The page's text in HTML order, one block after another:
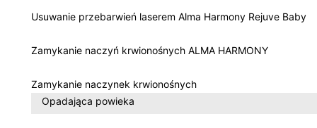
Usuwanie przebarwień laserem Alma Harmony Rejuve Baby
Zamykanie naczyń krwionośnych ALMA HARMONY
Zamykanie naczynek krwionośnych
Opadająca powieka